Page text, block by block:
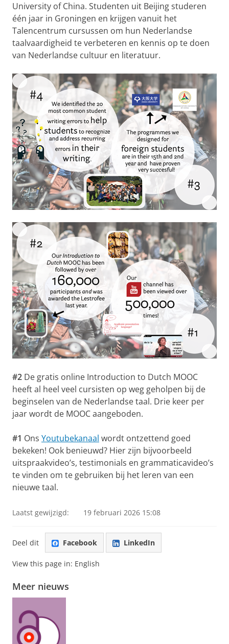
University of China. Studenten uit Beijing studeren
één jaar in Groningen en krijgen vanuit het
Talencentrum cursussen om hun Nederlandse
taalvaardigheid te verbeteren en kennis op te doen
van Nederlandse cultuur en literatuur.
#2 De gratis online Introduction to Dutch MOOC
heeft al heel veel cursisten op weg geholpen bij de
beginselen van de Nederlandse taal. Drie keer per
jaar wordt de MOOC aangeboden.
#1 Ons Youtubekanaal wordt ontzettend goed
bekeken! Ook benieuwd? Hier zijn bijvoorbeeld
uitspraakvideo’s, testimonials en grammaticavideo’s
te vinden om te gebruiken bij het leren van een
nieuwe taal.
Laatst gewijzigd: 19 februari 2026 15:08
Deel dit Facebook LinkedIn
View this page in: English
Meer nieuws